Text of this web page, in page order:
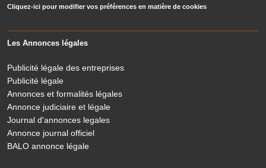
Cliquez-ici pour modifier vos préférences en matière de cookies
Les Annonces légales
Publicité légale des entreprises
Publicité légale
Annonces et formalités légales
Annonce judiciaire et légale
Journal d'annonces legales
Annonce journal officiel
BALO annonce légale